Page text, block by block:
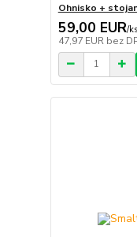
Ohnisko +
59,00 EUR/ks
47,97 EUR bez